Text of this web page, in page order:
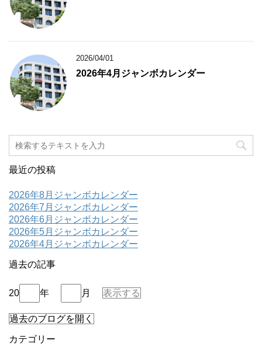
2026/04/01
2026年4月ジャンボカレンダー
最近の投稿
2026年8月ジャンボカレンダー
2026年7月ジャンボカレンダー
2026年6月ジャンボカレンダー
2026年5月ジャンボカレンダー
2026年4月ジャンボカレンダー
過去の記事
20 年 月 表示する
過去のブログを開く
カテゴリー